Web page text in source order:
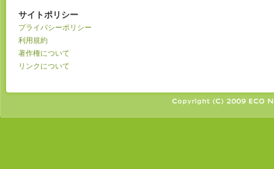
サイトポリシー
プライバシーポリシー
利用規約
著作権について
リンクについて